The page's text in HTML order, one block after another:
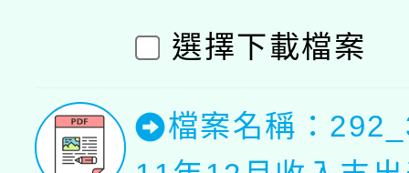
選擇下載檔案
檔案名稱：